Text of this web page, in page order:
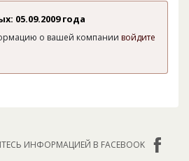
05.09.2009 года
о вашей компании войдите
ИНФОРМАЦИЕЙ В FACEBOOK